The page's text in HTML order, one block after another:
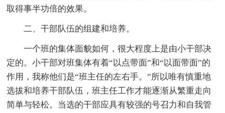
取得事半功倍的效果。
二、干部队伍的组建和培养。
一个班的集体面貌如何，很大程度上是由小干部决
定的。小干部对班集体有着“以点带面”和“以面带面”的
作用，我称他们是“班主任的左右手。”所以唯有慎重地
选拔和培养干部队伍，班主任工作才能逐渐从繁重走向
简单与轻松。当选的干部应具有较强的号召力和自我管